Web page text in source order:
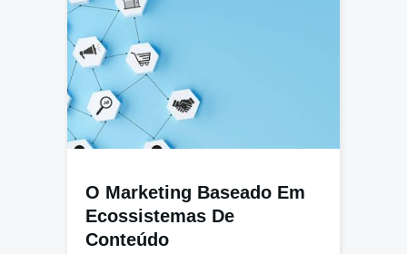
O Marketing Baseado Em
Ecossistemas De
Conteúdo